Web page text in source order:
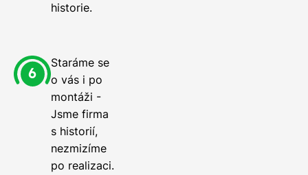
historie.
Staráme se
o vás i po
montáži -
Jsme firma
s historií,
nezmizíme
po realizaci.